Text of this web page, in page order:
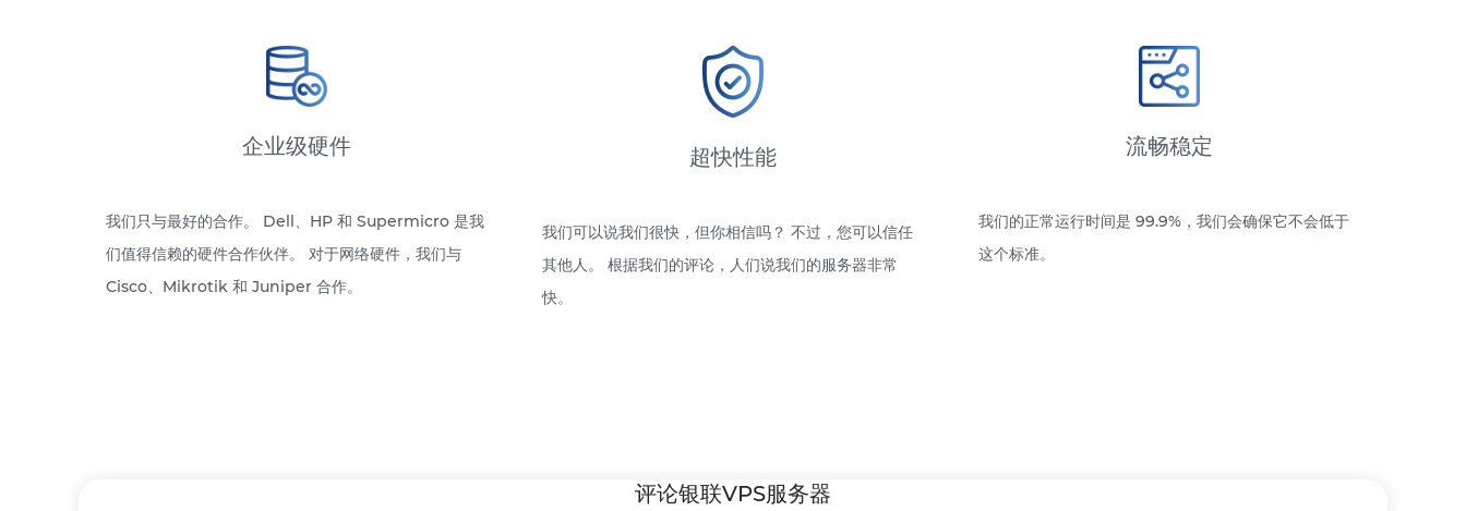
企业级硬件
我们只与最好的合作。 Dell、HP 和 Supermicro 是我
们值得信赖的硬件合作伙伴。 对于网络硬件，我们与
Cisco、Mikrotik 和 Juniper 合作。
超快性能
我们可以说我们很快，但你相信吗？ 不过，您可以信任
其他人。 根据我们的评论，人们说我们的服务器非常
快。
流畅稳定
我们的正常运行时间是 99.9%，我们会确保它不会低于
这个标准。
评论银联VPS服务器